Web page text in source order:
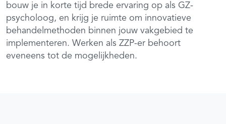
bouw je in korte tijd brede ervaring op als GZ-
psycholoog, en krijg je ruimte om innovatieve
behandelmethoden binnen jouw vakgebied te
implementeren. Werken als ZZP-er behoort
eveneens tot de mogelijkheden.